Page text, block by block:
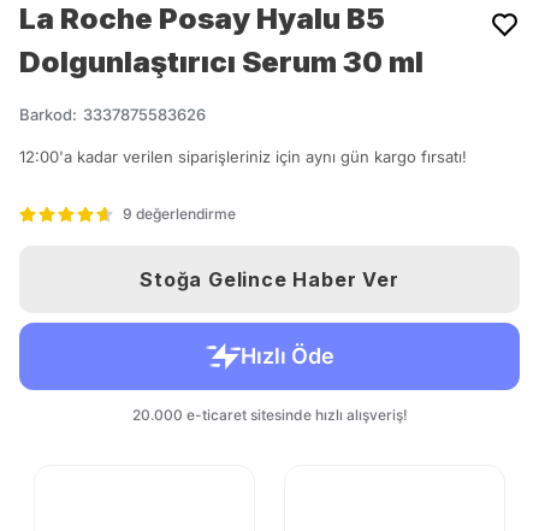
La Roche Posay Hyalu B5
Dolgunlaştırıcı Serum 30 ml
Barkod: 3337875583626
12:00'a kadar verilen siparişleriniz için aynı gün kargo fırsatı!
9 değerlendirme
Stoğa Gelince Haber Ver